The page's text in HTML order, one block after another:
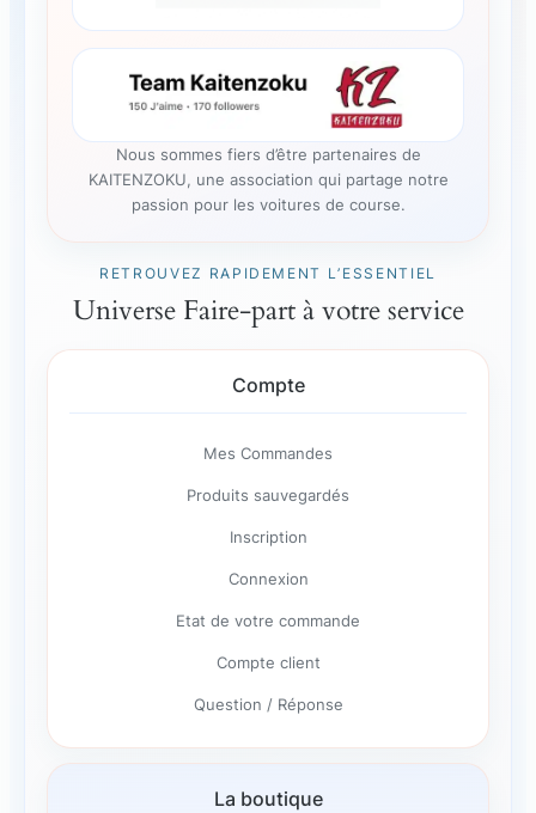
Nous sommes fiers d’être partenaires de
KAITENZOKU, une association qui partage notre
passion pour les voitures de course.
RETROUVEZ RAPIDEMENT L’ESSENTIEL
Universe Faire-part à votre service
Compte
Mes Commandes
Produits sauvegardés
Inscription
Connexion
Etat de votre commande
Compte client
Question / Réponse
La boutique